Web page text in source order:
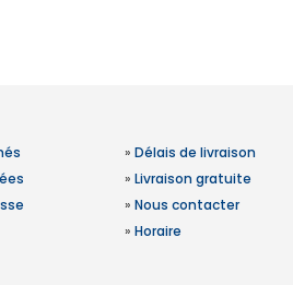
» Délais de livraison
» Livraison gratuite
» Nous contacter
» Horaire